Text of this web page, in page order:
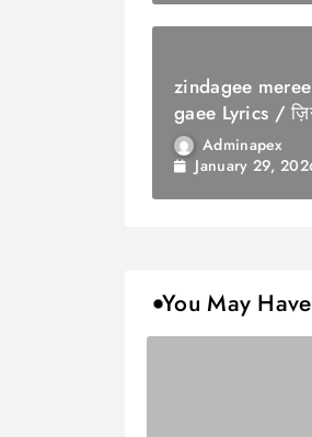
zindagee
gaee Lyrics /
बदल गईAdminapex
January 29,
You May